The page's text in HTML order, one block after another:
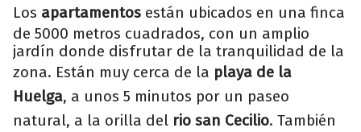
Los apartamentos están ubicados en una finca
de 5000 metros cuadrados, con un amplio
jardín donde disfrutar de la tranquilidad de la
zona. Están muy cerca de la playa de la
Huelga, a unos 5 minutos por un paseo
natural, a la orilla del rio san Cecilio. También